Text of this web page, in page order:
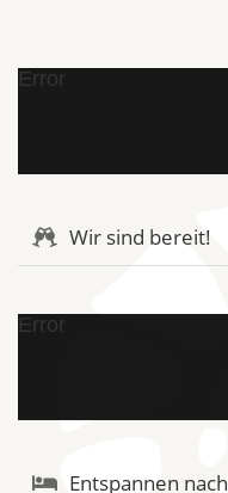
Error
Wir sind bereit!
Error
Entspannen